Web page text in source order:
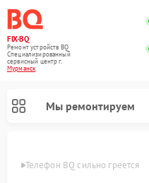
FIX-BQ
Ремонт устройств BQ
Специализированный
cервисный центр г.
Мурманск
Мы ремонтируем
Телефон BQ сильно греется